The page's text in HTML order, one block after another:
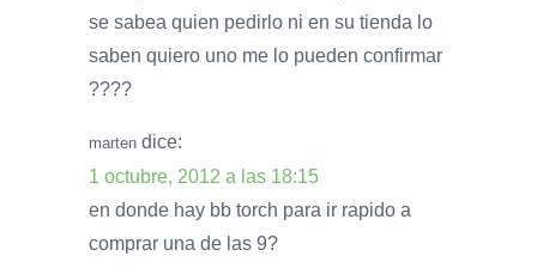
se sabea quien pedirlo ni en su tienda lo
saben quiero uno me lo pueden confirmar
????
marten dice:
1 octubre, 2012 a las 18:15
en donde hay bb torch para ir rapido a
comprar una de las 9?